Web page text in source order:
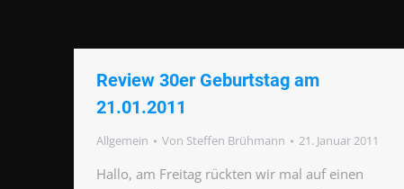
Review 30er Geburtstag am
21.01.2011
Allgemein Von Steffen Brühmann 21. Januar 2011
Hallo, am Freitag rückten wir mal auf einen